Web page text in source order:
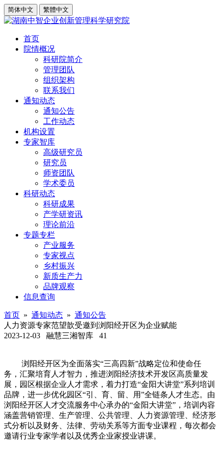
简体中文 繁體中文
首页
院情概况
科研院简介
管理团队
组织架构
联系我们
通知动态
通知公告
工作动态
机构设置
专家智库
高级研究员
研究员
师资团队
学术委员
科研动态
科研成果
产学研资讯
理论前沿
专题专栏
产业服务
专家视点
乡村振兴
新质生产力
品牌观察
信息查询
首页 » 通知动态 » 通知公告
人力资源专家范望歆受邀到浏阳经开区为企业赋能
2023-12-03 融慧三湘智库 41
浏阳经开区为全面落实“三高四新”战略定位和使命任
务，汇聚培育人才智力，推进浏阳经济技术开发区高质量发
展，园区根据企业人才需求，着力打造“金阳大讲堂”系列培训
品牌，进一步优化园区“引、育、留、用”全链条人才生态。由
浏阳经开区人才交流服务中心承办的“金阳大讲堂”，培训内容
涵盖营销管理、生产管理、公共管理、人力资源管理、经济形
式分析以及财务、法律、劳动关系等方面专业课程，每次都会
邀请行业专家学者以及优秀企业家授业讲课。